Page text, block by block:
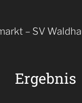
– SV
Ergebnis